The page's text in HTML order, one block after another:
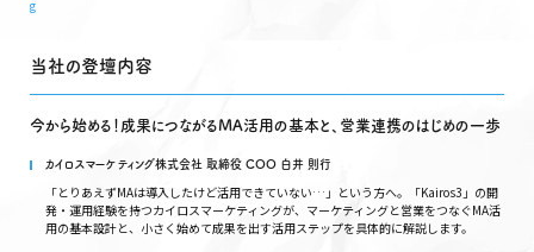
g
当社の登壇内容
今から始める！成果につながるMA活用の基本と、営業連携のはじめの一歩
カイロスマーケティング株式会社 取締役 COO 白井 則行
「とりあえずMAは導入したけど活用できていない…」という方へ。「Kairos3」の開
発・運用経験を持つカイロスマーケティングが、マーケティングと営業をつなぐMA活
用の基本設計と、小さく始めて成果を出す活用ステップを具体的に解説します。